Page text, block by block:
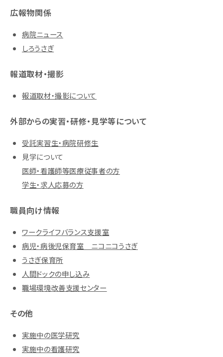
広報物関係
病院ニュース
しろうさぎ
報道取材・撮影
報道取材・撮影について
外部からの実習・研修・見学等について
受託実習生・病院研修生
見学について
医師・看護師等医療従事者の方
学生・求人応募の方
職員向け情報
ワークライフバランス支援室
病児・病後児保育室 ニコニコうさぎ
うさぎ保育所
人間ドックの申し込み
職場環境改善支援センター
その他
実施中の医学研究
実施中の看護研究